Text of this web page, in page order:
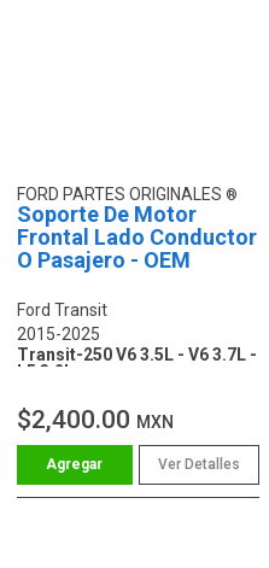
FORD PARTES ORIGINALES
Soporte De Motor
Frontal Lado Conductor
O Pasajero - OEM
Ford Transit
2015-2025
Transit-250 V6 3.5L - V6 3.7L -
L5 3.2L
$2,400.00 MXN
Ver Detalles